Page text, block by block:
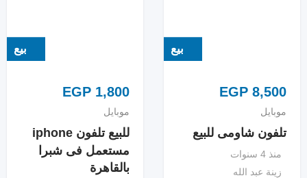
بيع
EGP 8,500
موبايل
تلفون شاومى للبيع
منذ 4 سنوات
زينة عبد الله
بيع
EGP 1,800
موبايل
للبيع تلفون iphone
مستعمل فى شبرا
بالقاهرة